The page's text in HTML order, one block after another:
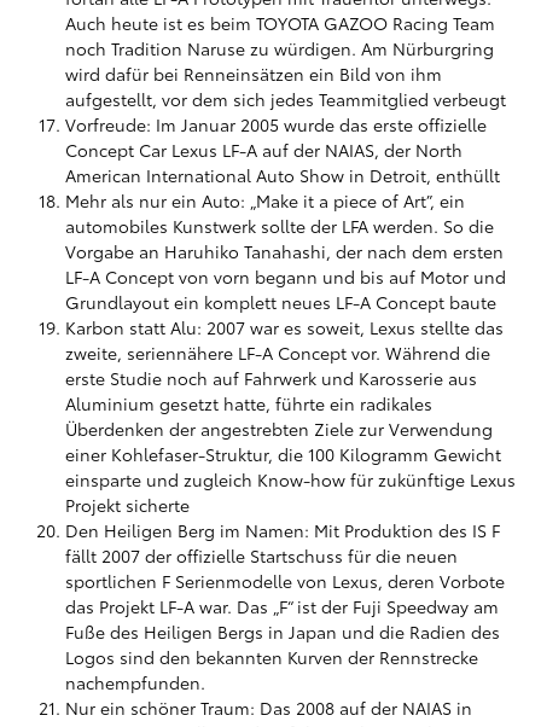
Auch heute ist es beim TOYOTA GAZOO Racing Team
noch Tradition Naruse zu würdigen. Am Nürburgring
wird dafür bei Renneinsätzen ein Bild von ihm
aufgestellt, vor dem sich jedes Teammitglied verbeugt
Vorfreude: Im Januar 2005 wurde das erste offizielle
Concept Car Lexus LF-A auf der NAIAS, der North
American International Auto Show in Detroit, enthüllt
Mehr als nur ein Auto: „Make it a piece of Art”, ein
automobiles Kunstwerk sollte der LFA werden. So die
Vorgabe an Haruhiko Tanahashi, der nach dem ersten
LF-A Concept von vorn begann und bis auf Motor und
Grundlayout ein komplett neues LF-A Concept baute
Karbon statt Alu: 2007 war es soweit, Lexus stellte das
zweite, seriennähere LF-A Concept vor. Während die
erste Studie noch auf Fahrwerk und Karosserie aus
Aluminium gesetzt hatte, führte ein radikales
Überdenken der angestrebten Ziele zur Verwendung
einer Kohlefaser-Struktur, die 100 Kilogramm Gewicht
einsparte und zugleich Know-how für zukünftige Lexus
Projekt sicherte
Den Heiligen Berg im Namen: Mit Produktion des IS F
fällt 2007 der offizielle Startschuss für die neuen
sportlichen F Serienmodelle von Lexus, deren Vorbote
das Projekt LF-A war. Das „F“ ist der Fuji Speedway am
Fuße des Heiligen Bergs in Japan und die Radien des
Logos sind den bekannten Kurven der Rennstrecke
nachempfunden.
Nur ein schöner Traum: Das 2008 auf der NAIAS in